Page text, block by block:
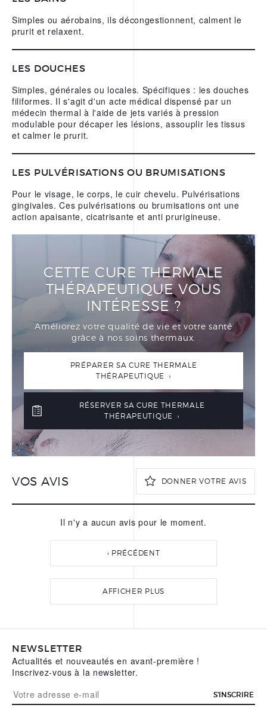
Simples ou aérobains, ils décongestionnent, calment le
prurit et relaxent.
LES DOUCHES
Simples, générales ou locales. Spécifiques : les douches
filiformes. Il s'agit d'un acte médical dispensé par un
médecin thermal à l'aide de jets variés à pression
modulable pour décaper les lésions, assouplir les tissus
et calmer le prurit.
LES PULVÉRISATIONS OU BRUMISATIONS
Pour le visage, le corps, le cuir chevelu. Pulvérisations
gingivales. Ces pulvérisations ou brumisations ont une
action apaisante, cicatrisante et anti prurigineuse.
CETTE CURE THERMALE
THÉRAPEUTIQUE VOUS
INTÉRESSE ?
Améliorez votre qualité de vie et votre santé
grâce à nos soins thermaux.
PRÉPARER SA CURE THERMALE
THÉRAPEUTIQUE ›
RÉSERVER SA CURE THERMALE
THÉRAPEUTIQUE ›
VOS AVIS DONNER VOTRE AVIS
VOTRE PRÉNOM*
VOTRE AVIS *
Il n'y a aucun avis pour le moment.
‹ PRÉCÉDENT
AFFICHER PLUS
NEWSLETTER
Actualités et nouveautés en avant-première !
Inscrivez-vous à la newsletter.
S'INSCRIRE